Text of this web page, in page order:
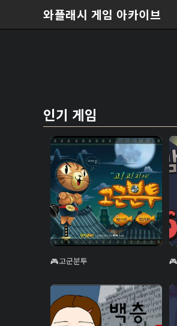
와플래시 게임 아카이브
인기 게임
고군분투